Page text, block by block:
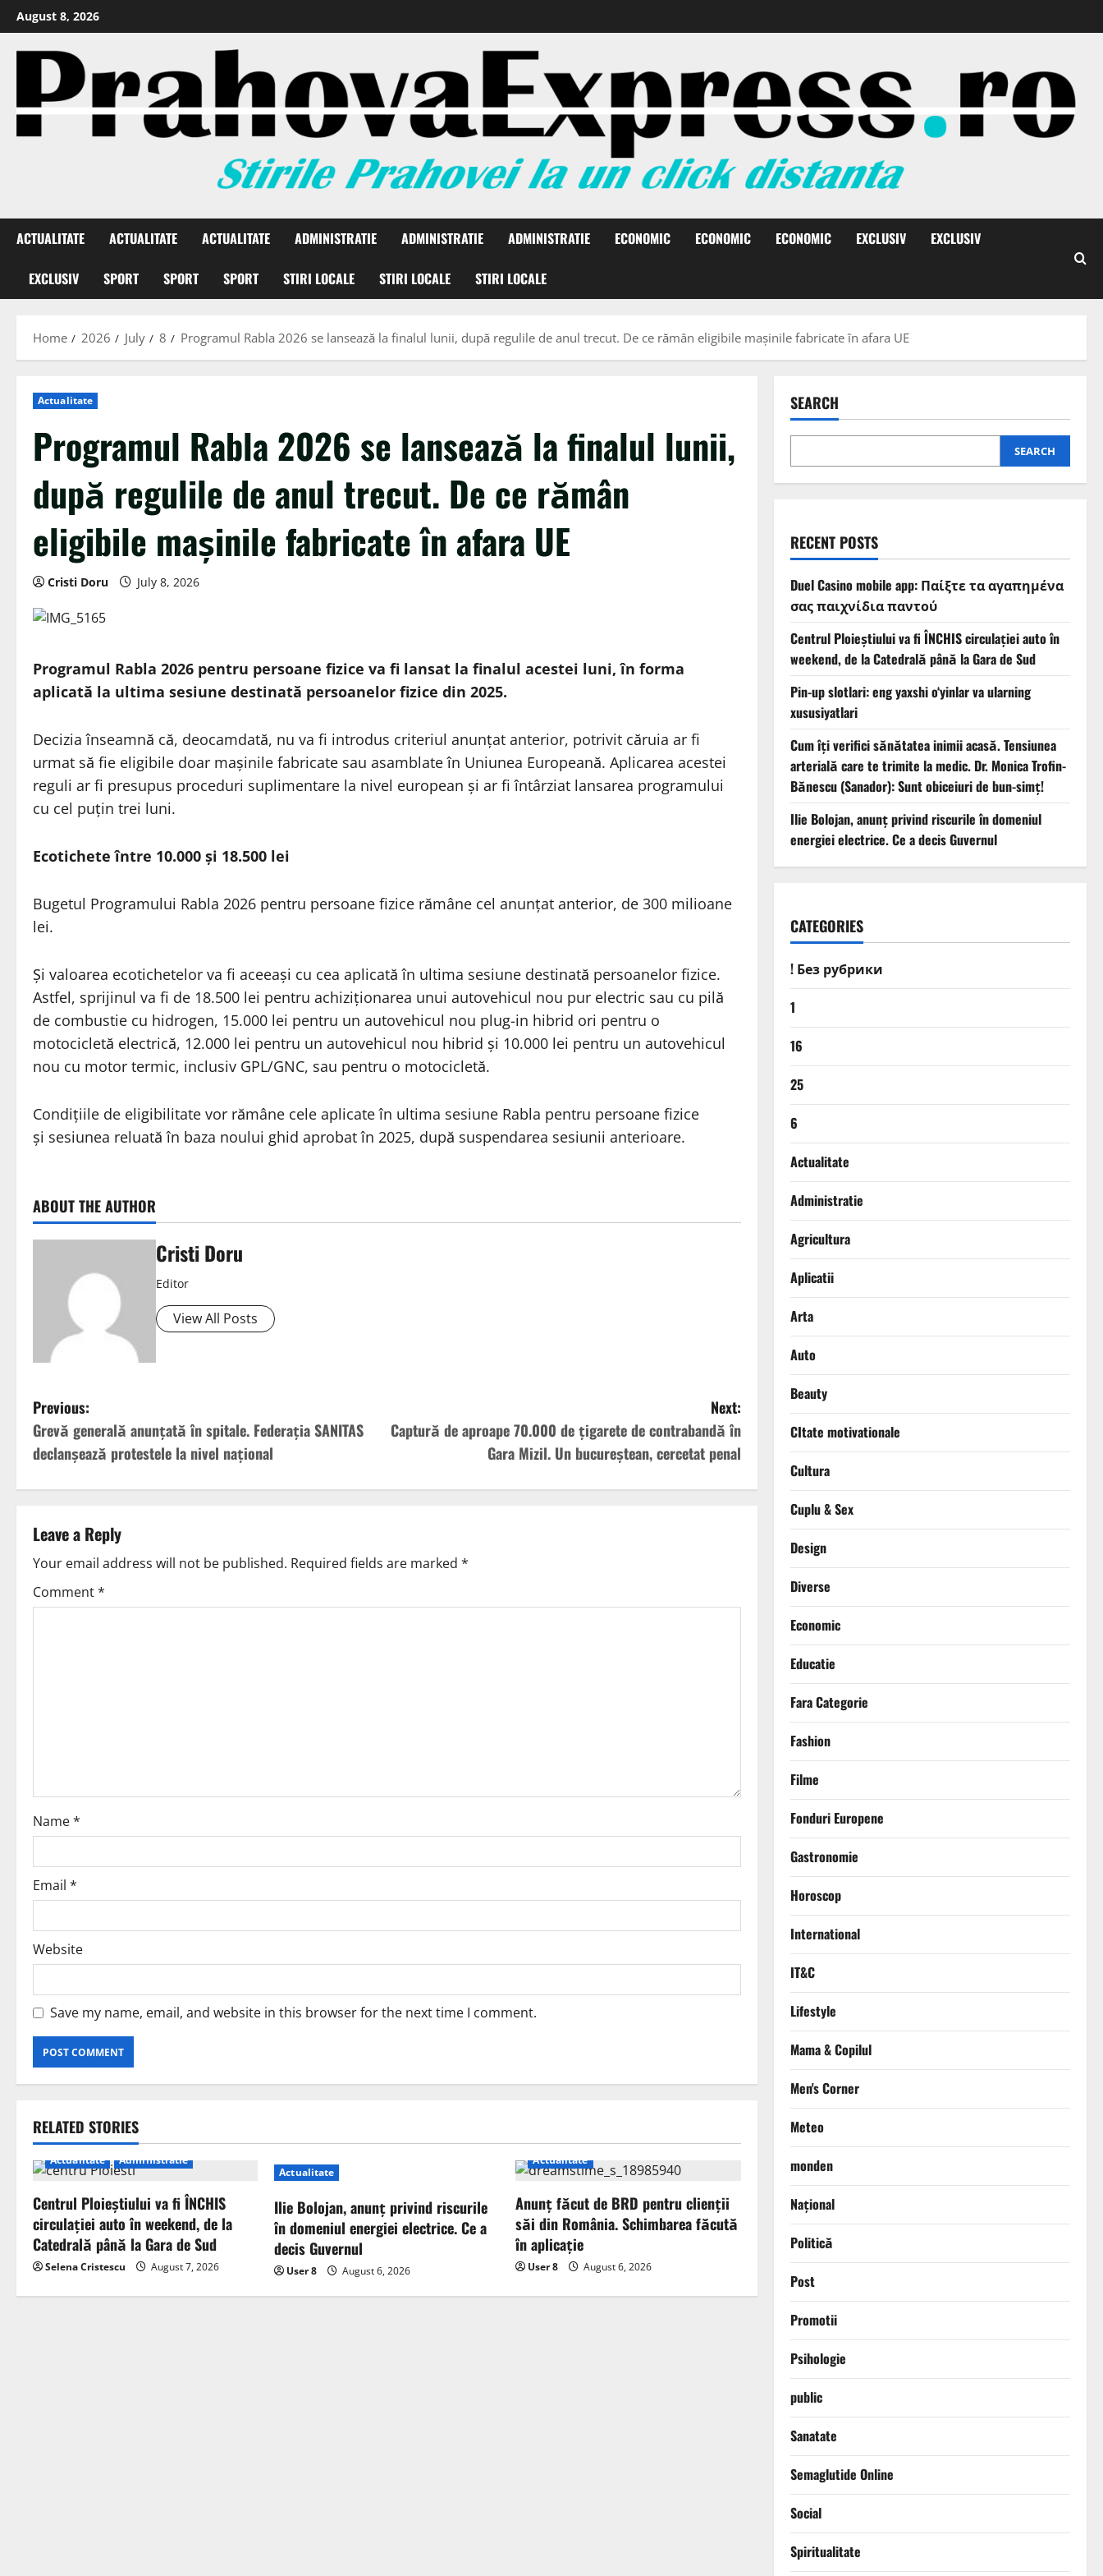
August 8, 2026
ACTUALITATE ACTUALITATE ACTUALITATE ADMINISTRATIE ADMINISTRATIE ADMINISTRATIE ECONOMIC ECONOMIC ECONOMIC EXCLUSIV EXCLUSIV
EXCLUSIV SPORT SPORT SPORT STIRI LOCALE STIRI LOCALE STIRI LOCALE
Home 2026 July 8 Programul Rabla 2026 se lansează la finalul lunii, după regulile de anul trecut. De ce rămân eligibile mașinile fabricate în afara UE
Actualitate
Programul Rabla 2026 se lansează la finalul lunii,
după regulile de anul trecut. De ce rămân
eligibile mașinile fabricate în afara UE
Cristi Doru July 8, 2026
Programul Rabla 2026 pentru persoane fizice va fi lansat la finalul acestei luni, în forma
aplicată la ultima sesiune destinată persoanelor fizice din 2025.
Decizia înseamnă că, deocamdată, nu va fi introdus criteriul anunțat anterior, potrivit căruia ar fi
urmat să fie eligibile doar mașinile fabricate sau asamblate în Uniunea Europeană. Aplicarea acestei
reguli ar fi presupus proceduri suplimentare la nivel european și ar fi întârziat lansarea programului
cu cel puțin trei luni.
Ecotichete între 10.000 și 18.500 lei
Bugetul Programului Rabla 2026 pentru persoane fizice rămâne cel anunțat anterior, de 300 milioane
lei.
Și valoarea ecotichetelor va fi aceeași cu cea aplicată în ultima sesiune destinată persoanelor fizice.
Astfel, sprijinul va fi de 18.500 lei pentru achiziționarea unui autovehicul nou pur electric sau cu pilă
de combustie cu hidrogen, 15.000 lei pentru un autovehicul nou plug-in hibrid ori pentru o
motocicletă electrică, 12.000 lei pentru un autovehicul nou hibrid și 10.000 lei pentru un autovehicul
nou cu motor termic, inclusiv GPL/GNC, sau pentru o motocicletă.
Condițiile de eligibilitate vor rămâne cele aplicate în ultima sesiune Rabla pentru persoane fizice
și sesiunea reluată în baza noului ghid aprobat în 2025, după suspendarea sesiunii anterioare.
ABOUT THE AUTHOR
Cristi Doru
Editor
View All Posts
Previous:
Grevă generală anunțată în spitale. Federația SANITAS
declanșează protestele la nivel național
Next:
Captură de aproape 70.000 de țigarete de contrabandă în
Gara Mizil. Un bucureștean, cercetat penal
Leave a Reply
Your email address will not be published. Required fields are marked *
Comment*
Name*
Email *
Website
Save my name, email, and website in this browser for the next time I comment.
RELATED STORIES
Actualitate Administratie
Centrul Ploieștiului va fi ÎNCHIS
circulației auto în weekend, de la
Catedrală până la Gara de Sud
Selena Cristescu August 7, 2026
Actualitate
Ilie Bolojan, anunț privind riscurile
în domeniul energiei electrice. Ce a
decis Guvernul
User 8 August 6, 2026
Actualitate
Anunț făcut de BRD pentru clienții
săi din România. Schimbarea făcută
în aplicație
User 8 August 6, 2026
SEARCH
SEARCH
RECENT POSTS
Duel Casino mobile app: Παίξτε τα αγαπημένα
σας παιχνίδια παντού
Centrul Ploieștiului va fi ÎNCHIS circulației auto în
weekend, de la Catedrală până la Gara de Sud
Pin-up slotlari: eng yaxshi o‘yinlar va ularning
xususiyatlari
Cum îți verifici sănătatea inimii acasă. Tensiunea
arterială care te trimite la medic. Dr. Monica Trofin-
Bănescu (Sanador): Sunt obiceiuri de bun-simț!
Ilie Bolojan, anunț privind riscurile în domeniul
energiei electrice. Ce a decis Guvernul
CATEGORIES
! Без рубрики
1
16
25
6
Actualitate
Administratie
Agricultura
Aplicatii
Arta
Auto
Beauty
CItate motivationale
Cultura
Cuplu & Sex
Design
Diverse
Economic
Educatie
Fara Categorie
Fashion
Filme
Fonduri Europene
Gastronomie
Horoscop
International
IT&C
Lifestyle
Mama & Copilul
Men's Corner
Meteo
monden
Național
Politică
Post
Promotii
Psihologie
public
Sanatate
Semaglutide Online
Social
Spiritualitate